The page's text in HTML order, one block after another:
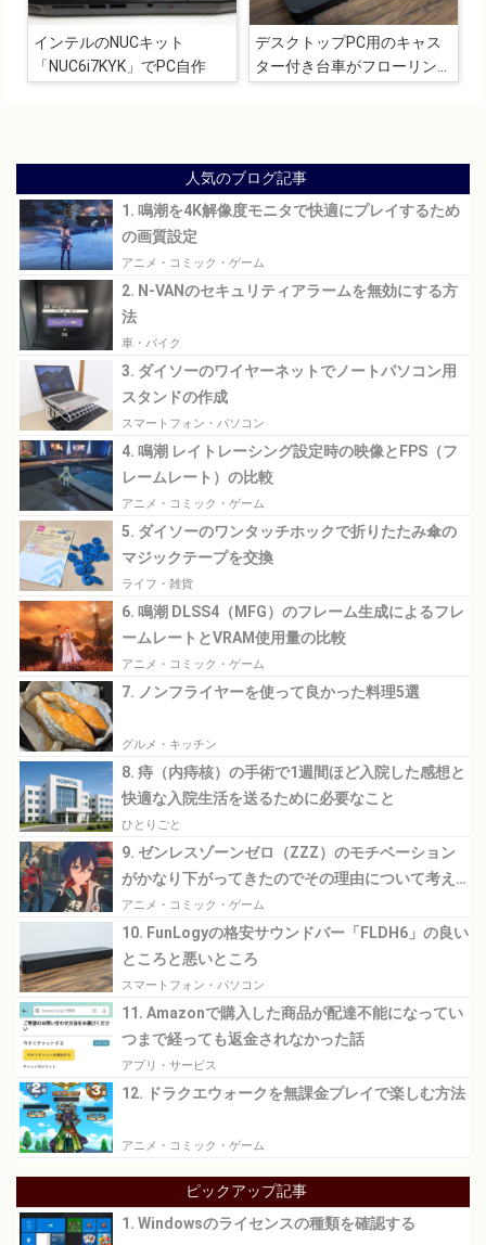
インテルのNUCキット
「NUC6i7KYK」でPC自作
デスクトップPC用のキャス
ター付き台車がフローリング
人気のブログ記事
1. 鳴潮を4K解像度モニタで快適にプレイするため
の画質設定
アニメ・コミック・ゲーム
2. N-VANのセキュリティアラームを無効にする方
法
車・バイク
3. ダイソーのワイヤーネットでノートパソコン用
スタンドの作成
スマートフォン・パソコン
4. 鳴潮 レイトレーシング設定時の映像とFPS（フ
レームレート）の比較
アニメ・コミック・ゲーム
5. ダイソーのワンタッチホックで折りたたみ傘の
マジックテープを交換
ライフ・雑貨
6. 鳴潮 DLSS4（MFG）のフレーム生成によるフレ
ームレートとVRAM使用量の比較
アニメ・コミック・ゲーム
7. ノンフライヤーを使って良かった料理5選
グルメ・キッチン
8. 痔（内痔核）の手術で1週間ほど入院した感想と
快適な入院生活を送るために必要なこと
ひとりごと
9. ゼンレスゾーンゼロ（ZZZ）のモチベーション
がかなり下がってきたのでその理由について考え
てみる
アニメ・コミック・ゲーム
10. FunLogyの格安サウンドバー「FLDH6」の良い
ところと悪いところ
スマートフォン・パソコン
11. Amazonで購入した商品が配達不能になってい
つまで経っても返金されなかった話
アプリ・サービス
12. ドラクエウォークを無課金プレイで楽しむ方法
アニメ・コミック・ゲーム
ピックアップ記事
1. Windowsのライセンスの種類を確認する